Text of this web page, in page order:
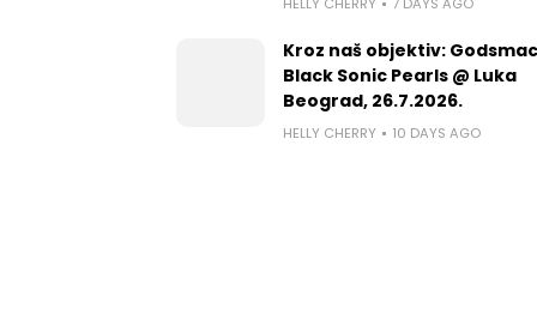
Kroz naš objektiv:
Black Sonic Pearls @ Luka
Beograd, 26.7.2026.
HELLY CHERRY 10 DAYS AGO